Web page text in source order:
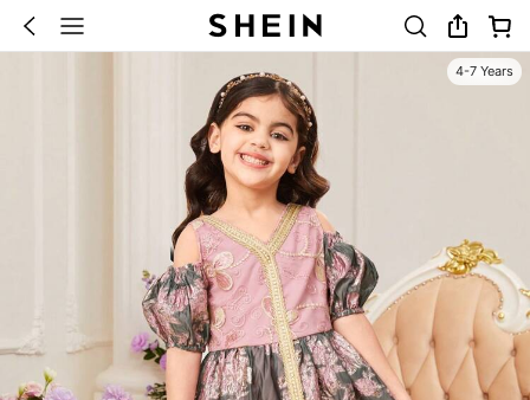
4-7 Years